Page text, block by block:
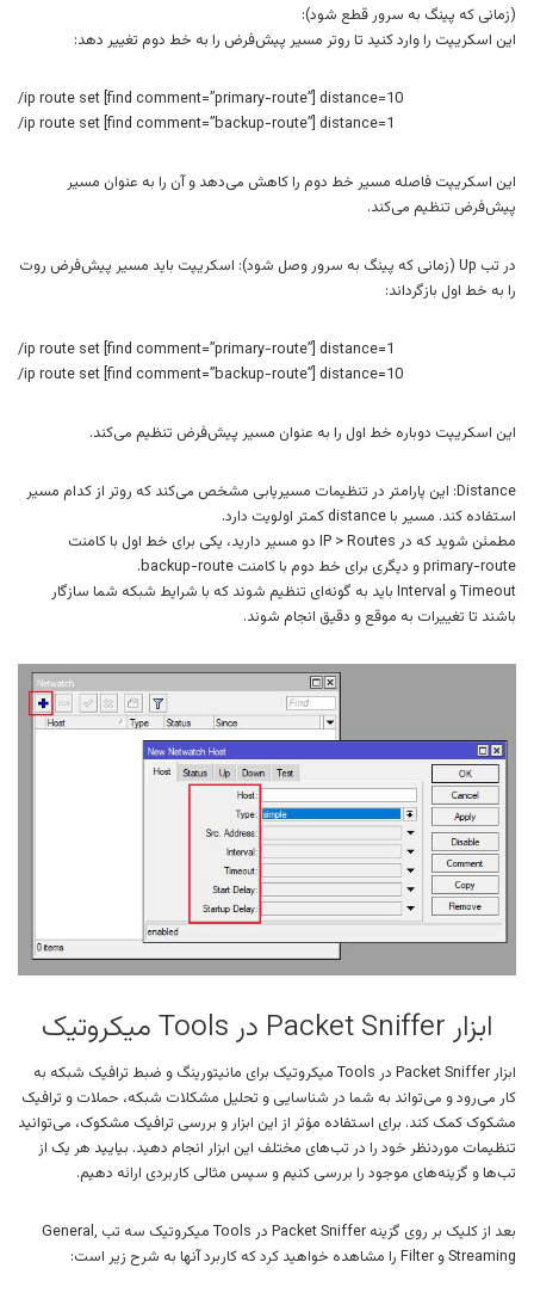
(زمانی که پینگ به سرور قطع شود):
این اسکریپت را وارد کنید تا روتر مسیر پیش‌فرض را به خط دوم تغییر دهد:
/ip route set [find comment=”primary-route”] distance=10
/ip route set [find comment=”backup-route”] distance=1
این اسکریپت فاصله مسیر خط دوم را کاهش می‌دهد و آن را به عنوان مسیر
پیش‌فرض تنظیم می‌کند.
در تب Up (زمانی که پینگ به سرور وصل شود): اسکریپت باید مسیر پیش‌فرض روت
را به خط اول بازگرداند:
/ip route set [find comment=”primary-route”] distance=1
/ip route set [find comment=”backup-route”] distance=10
این اسکریپت دوباره خط اول را به عنوان مسیر پیش‌فرض تنظیم می‌کند.
Distance: این پارامتر در تنظیمات مسیریابی مشخص می‌کند که روتر از کدام مسیر
استفاده کند. مسیر با distance کمتر اولویت دارد.
مطمئن شوید که در IP > Routes دو مسیر دارید، یکی برای خط اول با کامنت
primary-route و دیگری برای خط دوم با کامنت backup-route.
Timeout و Interval باید به گونه‌ای تنظیم شوند که با شرایط شبکه شما سازگار
باشند تا تغییرات به موقع و دقیق انجام شوند.
ابزار Packet Sniffer در Tools میکروتیک
ابزار Packet Sniffer در Tools میکروتیک برای مانیتورینگ و ضبط ترافیک شبکه به
کار می‌رود و می‌تواند به شما در شناسایی و تحلیل مشکلات شبکه، حملات و ترافیک
مشکوک کمک کند. برای استفاده مؤثر از این ابزار و بررسی ترافیک مشکوک، می‌توانید
تنظیمات موردنظر خود را در تب‌های مختلف این ابزار انجام دهید. بیایید هر یک از
تب‌ها و گزینه‌های موجود را بررسی کنیم و سپس مثالی کاربردی ارائه دهیم.
بعد از کلیک بر روی گزینه Packet Sniffer در Tools میکروتیک سه تب General,
Streaming و Filter را مشاهده خواهید کرد که کاربرد آنها به شرح زیر است: